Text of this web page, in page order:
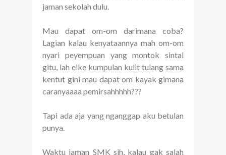
jaman sekolah dulu.
Mau dapat om-om darimana coba?
Lagian kalau kenyataannya mah om-om
nyari peyempuan yang montok sintal
gitu, lah eike kumpulan kulit tulang sama
kentut gini mau dapat om kayak gimana
caranyaaaa pemirsahhhhh???
Tapi ada aja yang nganggap aku betulan
punya.
Waktu jaman SMK sih, kalau gak salah